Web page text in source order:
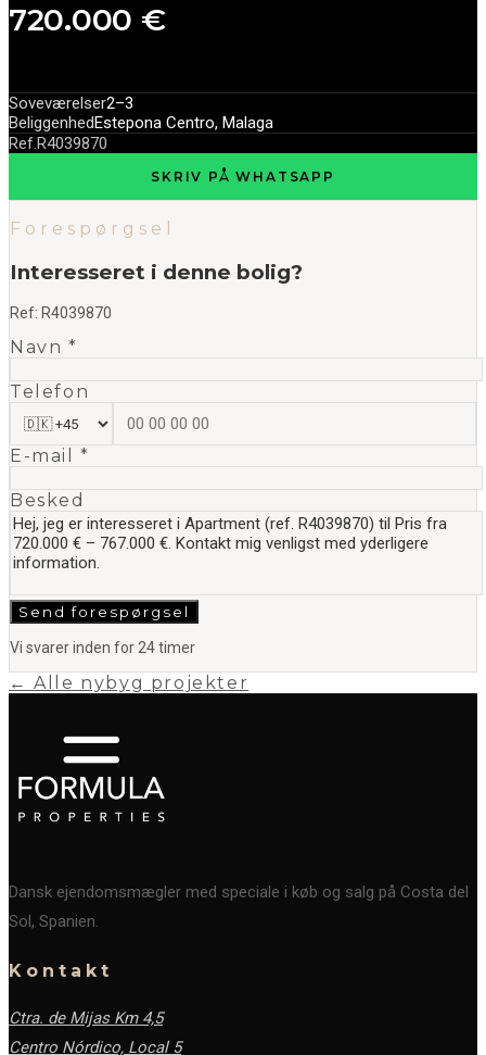
720.000 €
Soveværelser2–3
BeliggenhedEstepona Centro, Malaga
Ref.R4039870
SKRIV PÅ WHATSAPP
Forespørgsel
Interesseret i denne bolig?
Ref: R4039870
Navn *
Telefon
E-mail *
Besked
Send forespørgsel
Vi svarer inden for 24 timer
← Alle nybyg projekter
Dansk ejendomsmægler med speciale i køb og salg på Costa del
Sol, Spanien.
Kontakt
Ctra. de Mijas Km 4,5
Centro Nórdico, Local 5